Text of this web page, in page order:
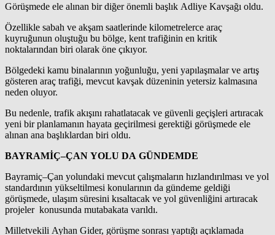
Görüşmede ele alınan bir diğer önemli başlık Adliye Kavşağı oldu.
Özellikle sabah ve akşam saatlerinde kilometrelerce araç
kuyruğunun oluştuğu bu bölge, kent trafiğinin en kritik
noktalarından biri olarak öne çıkıyor.
Bölgedeki kamu binalarının yoğunluğu, yeni yapılaşmalar ve artış
gösteren araç trafiği, mevcut kavşak düzeninin yetersiz kalmasına
neden oluyor.
Bu nedenle, trafik akışını rahatlatacak ve güvenli geçişleri artıracak
yeni bir planlamanın hayata geçirilmesi gerektiği görüşmede ele
alınan ana başlıklardan biri oldu.
BAYRAMİÇ–ÇAN YOLU DA GÜNDEMDE
Bayramiç–Çan yolundaki mevcut çalışmaların hızlandırılması ve yol
standardının yükseltilmesi konularının da gündeme geldiği
görüşmede, ulaşım süresini kısaltacak ve yol güvenliğini artıracak
projeler konusunda mutabakata varıldı.
Milletvekili Ayhan Gider, görüşme sonrası yaptığı açıklamada